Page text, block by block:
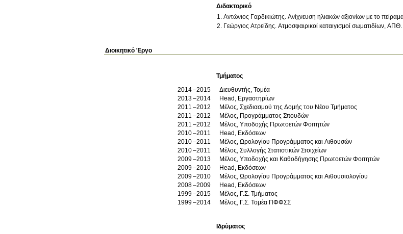
Διδακτορικό
Αντώνιος Γαρδικιώτης. Ανίχνευση ηλιακών αξιονίων με το
Γεώργιος Ατρείδης. Ατμοσφαιρικοί καταιγισμοί σωματιδίων, ΑΠΘ.
Διοικητικό Έργο
Τμήματος
2014
2015
Διευθυντής, Τομέα
2013
2014
Head, Εργαστηρίων
2011
2012
Μέλος, Σχεδιασμού της Δομής του Νέου Τμήματος
2011
2012
Μέλος, Προγράμματος Σπουδών
2011
2012
Μέλος, Υποδοχής Πρωτοετών Φοιτητών
2010
2011
Head, Εκδόσεων
2010
2011
Μέλος, Ωρολογίου Προγράμματος και Αιθουσών
2010
2011
Μέλος, Συλλογής Στατιστικών Στοιχείων
2009
2013
Μέλος, Υποδοχής και Καθοδήγησης Πρωτοετών Φοιτητών
2009
2010
Head, Εκδόσεων
2009
2010
Μέλος, Ωρολογίου Προγράμματος και Αιθουσιολογίου
2008
2009
Head, Εκδόσεων
1999
2015
Μέλος, Γ.Σ. Τμήματος
1999
2014 Μέλος, Γ.Σ. Τομέα ΠΦΦΣΣ
Ιδρύματος